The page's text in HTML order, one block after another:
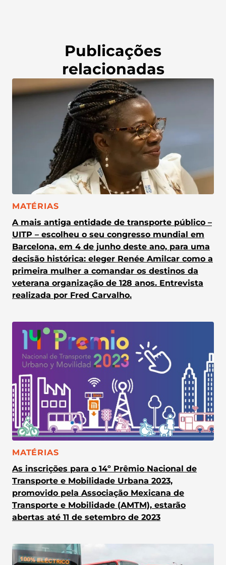
Publicações
relacionadas
CATEGORIA:
MATÉRIAS
A mais antiga entidade de transporte público –
UITP – escolheu o seu congresso mundial em
Barcelona, em 4 de junho deste ano, para uma
decisão histórica: eleger Renée Amilcar como a
primeira mulher a comandar os destinos da
veterana organização de 128 anos. Entrevista
realizada por Fred Carvalho.
CATEGORIA:
MATÉRIAS
As inscrições para o 14º Prêmio Nacional de
Transporte e Mobilidade Urbana 2023,
promovido pela Associação Mexicana de
Transporte e Mobilidade (AMTM), estarão
abertas até 11 de setembro de 2023